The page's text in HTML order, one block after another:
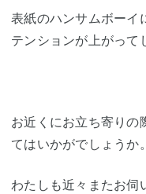
表紙のハンサムボーイ
テンションが上がって
お近くにお立ち寄りの
てはいかがでしょうか。
わたしも近々またお